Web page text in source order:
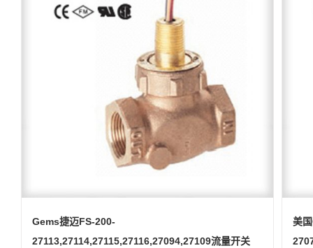
Gems捷迈FS-200-
27113,27114,27115,27116,27094,27109流量开关
美